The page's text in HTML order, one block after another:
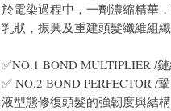
於電染過程中，一劑濃縮精華
乳狀，振興及重建頭髮纖維組
✅NO.1 BOND MULTIPLIER /
✅ NO.2 BOND PERFECTOR /
液型態修復頭髮的強韌度與結